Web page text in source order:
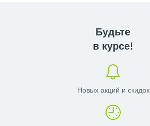
Будьте
в курсе!
Новых акций и скидок